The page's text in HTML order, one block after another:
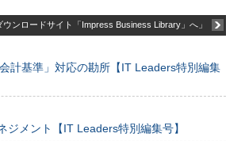
ウンロードサイト「Impress Business Library」へ」
計基準」対応の勘所【IT Leaders特別編集
メント【IT Leaders特別編集号】